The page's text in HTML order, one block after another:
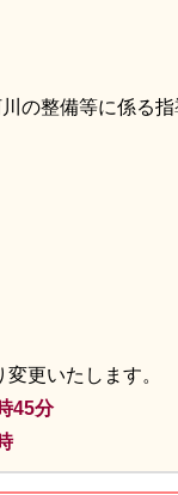
の整備等に係る
更いたします。
45分